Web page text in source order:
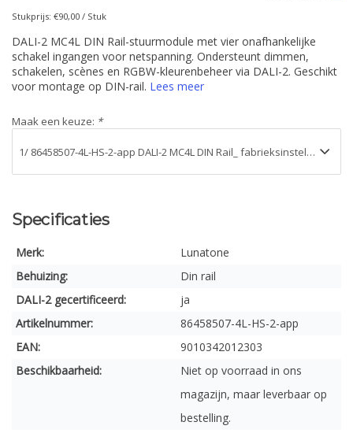
Stukprijs: €90,00 / Stuk
DALI-2 MC4L DIN Rail-stuurmodule met vier onafhankelijke
schakel ingangen voor netspanning. Ondersteunt dimmen,
schakelen, scènes en RGBW-kleurenbeheer via DALI-2. Geschikt
voor montage op DIN-rail. Lees meer
Maak een keuze: *
Specificaties
Merk:
Lunatone
Behuizing:
Din rail
DALI-2 gecertificeerd:
ja
Artikelnummer:
86458507-4L-HS-2-app
EAN:
9010342012303
Beschikbaarheid:
Niet op voorraad in ons
magazijn, maar leverbaar op
bestelling.